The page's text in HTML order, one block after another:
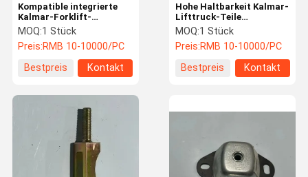
Hohe Haltbarkeit Kalmar-
Lifttruck-Teile
Hochpräzision
Schwerlast
MOQ:1 Stück
Preis:RMB 10-10000/PC
Bestpreis
Kontakt
Kompatible integrierte
Kalmar-Forklift-
Hydraulikzylinder-
Ersatzteile
MOQ:1 Stück
Preis:RMB 10-10000/PC
Bestpreis
Kontakt